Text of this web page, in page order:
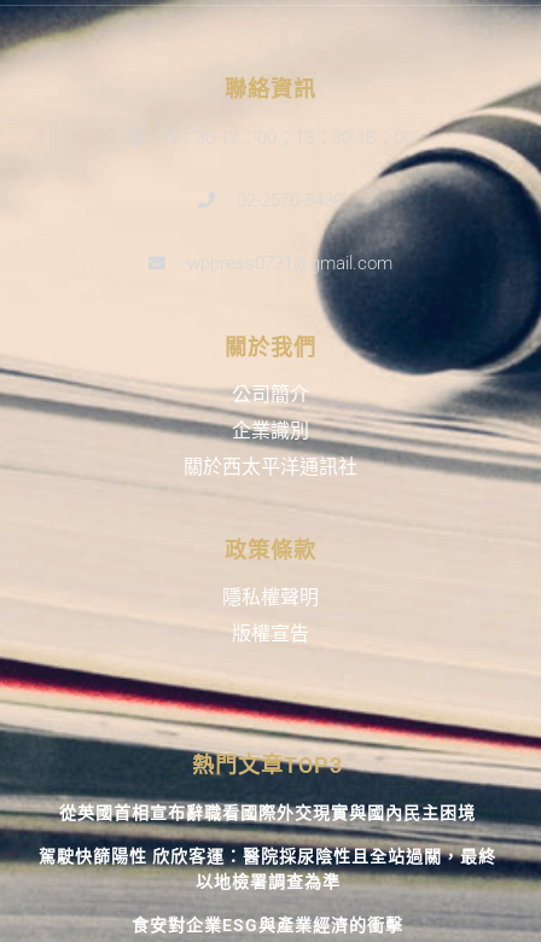
聯絡資訊
9：30-12：00；13：30-18：00
02-2570-5439
wppress0731@gmail.com
關於我們
公司簡介
企業識別
關於西太平洋通訊社
政策條款
隱私權聲明
版權宣告
熱門文章TOP3
從英國首相宣布辭職看國際外交現實與國內民主困境
駕駛快篩陽性 欣欣客運：醫院採尿陰性且全站過關，最終
以地檢署調查為準
食安對企業ESG與產業經濟的衝擊